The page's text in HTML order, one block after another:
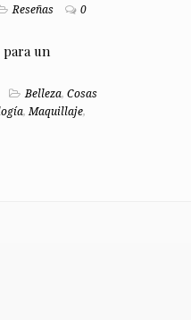
Reseñas 0
un
Belleza, Cosas
,Maquillaje,